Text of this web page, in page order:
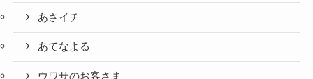
あさイチ
あてなよる
ウワサのお客さま